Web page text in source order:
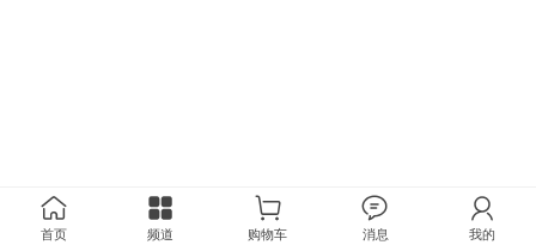
首页 频道 购物车 消息 我的